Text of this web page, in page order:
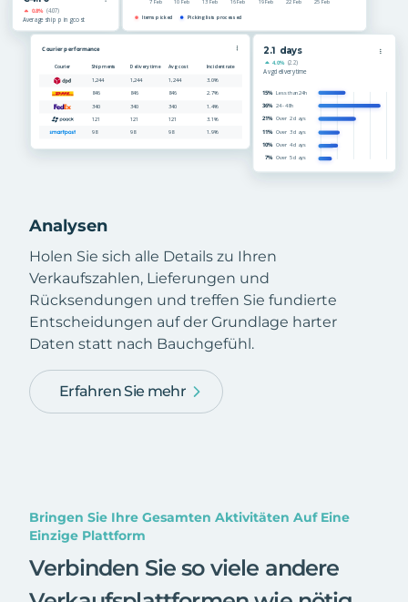
Analysen
Holen Sie sich alle Details zu Ihren
Verkaufszahlen, Lieferungen und
Rücksendungen und treffen Sie fundierte
Entscheidungen auf der Grundlage harter
Daten statt nach Bauchgefühl.
Erfahren Sie mehr
Bringen Sie Ihre Gesamten Aktivitäten Auf Eine
Einzige Plattform
Verbinden Sie so viele andere